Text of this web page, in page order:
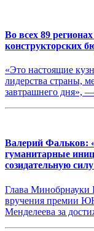
Во всех 89
конструкторских
«Это настоящие
лидерства страны,
завтрашнего дня»,
Валерий Фальков:
гуманитарные
созидательную
Глава Минобрнауки
вручения премии
Менделеева за